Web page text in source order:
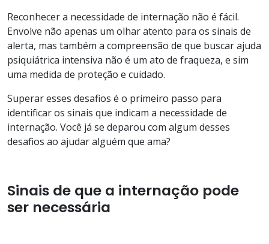
Reconhecer a necessidade de internação não é fácil.
Envolve não apenas um olhar atento para os sinais de
alerta, mas também a compreensão de que buscar ajuda
psiquiátrica intensiva não é um ato de fraqueza, e sim
uma medida de proteção e cuidado.
Superar esses desafios é o primeiro passo para
identificar os sinais que indicam a necessidade de
internação. Você já se deparou com algum desses
desafios ao ajudar alguém que ama?
Sinais de que a internação pode
ser necessária